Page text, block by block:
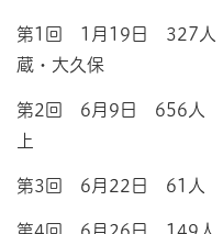
第1回 1月19日 327人
蔵・大久保
第2回 6月9日 656人
上
第3回 6月22日 61人